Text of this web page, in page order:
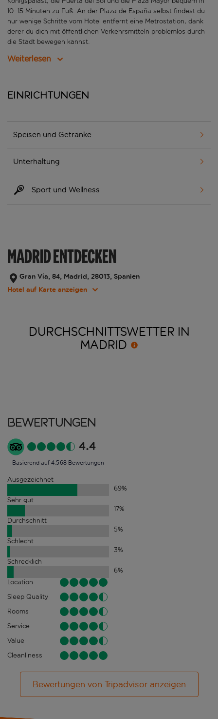
10–15 Minuten zu Fuß. An der Plaza de España selbst findest du
nur wenige Schritte vom Hotel entfernt eine Metrostation, dank
derer du dich mit öffentlichen Verkehrsmitteln problemlos durch
die Stadt bewegen kannst.
Weiterlesen
Einrichtungen
Speisen und Getränke
Unterhaltung
Sport und Wellness
MADRID ENTDECKEN
Gran Vía, 84, Madrid, 28013, Spanien
Hotel auf Karte anzeigen
DURCHSCHNITTSWETTER IN
MADRID
Bewertungen
4.4
Basierend auf 4.568 Bewertungen
Ausgezeichnet
69%
Sehr gut
17%
Durchschnitt
5%
Schlecht
3%
Schrecklich
6%
Location
Sleep Quality
Rooms
Service
Value
Cleanliness
Bewertungen von Tripadvisor anzeigen